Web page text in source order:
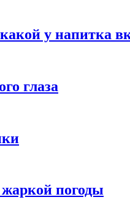
у напитка
глаза
погоды